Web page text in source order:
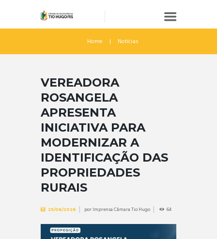
Home Notícias
VEREADORA
ROSANGELA
APRESENTA
INICIATIVA PARA
MODERNIZAR A
IDENTIFICAÇÃO DAS
PROPRIEDADES
RURAIS
25/06/2026 porImprensa Câmara Tio Hugo 64